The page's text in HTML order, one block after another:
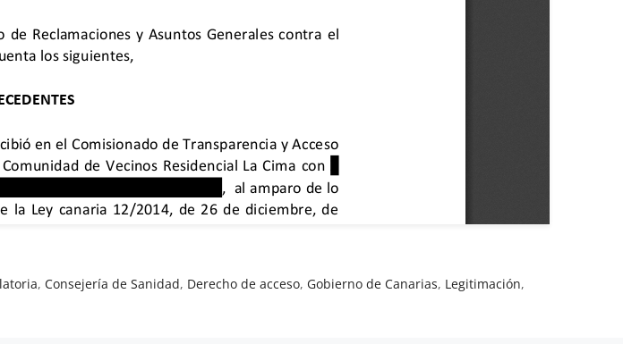
,Consejería de Sanidad, Derecho de acceso, Gobierno de Canarias, Legitimación,